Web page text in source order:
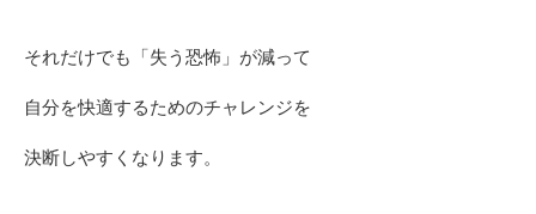
それだけでも「失う恐怖」が減って
自分を快適するためのチャレンジを
決断しやすくなります。